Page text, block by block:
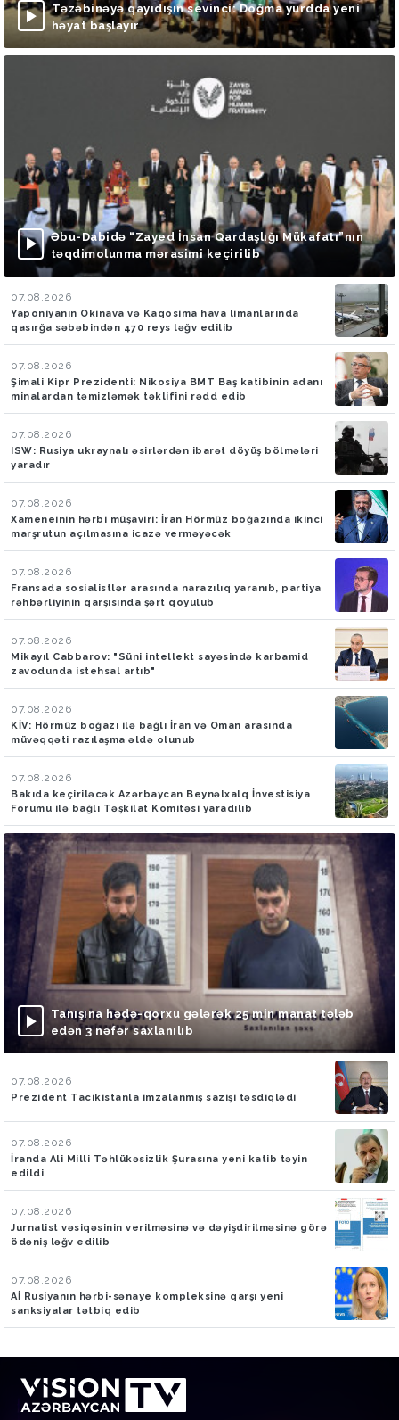
Təzəbinəyə qayıdışın sevinci: Doğma yurdda yeni
həyat başlayır
Əbu-Dabidə “Zayed İnsan Qardaşlığı Mükafatı”nın
təqdimolunma mərasimi keçirilib
07.08.2026
Yaponiyanın Okinava və Kaqosima hava limanlarında
qasırğa səbəbindən 470 reys ləğv edilib
07.08.2026
Şimali Kipr Prezidenti: Nikosiya BMT Baş katibinin adanı
minalardan təmizləmək təklifini rədd edib
07.08.2026
ISW: Rusiya ukraynalı əsirlərdən ibarət döyüş bölmələri
yaradır
07.08.2026
Xameneinin hərbi müşaviri: İran Hörmüz boğazında ikinci
marşrutun açılmasına icazə verməyəcək
07.08.2026
Fransada sosialistlər arasında narazılıq yaranıb, partiya
rəhbərliyinin qarşısında şərt qoyulub
07.08.2026
Mikayıl Cabbarov: "Süni intellekt sayəsində karbamid
zavodunda istehsal artıb"
07.08.2026
KİV: Hörmüz boğazı ilə bağlı İran və Oman arasında
müvəqqəti razılaşma əldə olunub
07.08.2026
Bakıda keçiriləcək Azərbaycan Beynəlxalq İnvestisiya
Forumu ilə bağlı Təşkilat Komitəsi yaradılıb
Tanışına hədə-qorxu gələrək 25 min manat tələb
edən 3 nəfər saxlanılıb
07.08.2026
Prezident Tacikistanla imzalanmış sazişi təsdiqlədi
07.08.2026
İranda Ali Milli Təhlükəsizlik Şurasına yeni katib təyin
edildi
07.08.2026
Jurnalist vəsiqəsinin verilməsinə və dəyişdirilməsinə görə
ödəniş ləğv edilib
07.08.2026
Aİ Rusiyanın hərbi-sənaye kompleksinə qarşı yeni
sanksiyalar tətbiq edib